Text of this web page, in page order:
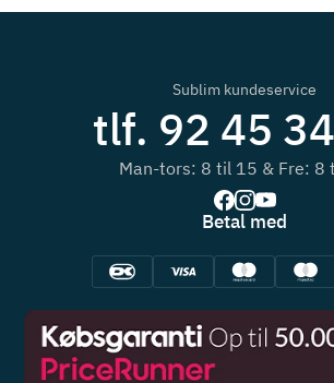
Sublim kundeservice
tlf. 92 45
Man-tors: 8 til 15 & Fre: 8
Betal med